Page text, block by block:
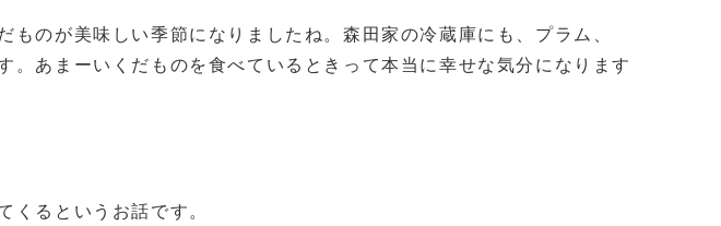
のが美味しい季節になりましたね。森田家の冷蔵庫にも、プラム、
。あまーいくだものを食べているときって本当に幸せな気分になります
るというお話です。